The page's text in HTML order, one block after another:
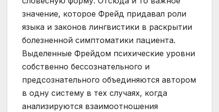
значение, которое Фрейд придавал роли
языка и законов лингвистики в раскрытии
болезненной симптоматики пациента.
Выделенные Фрейдом психические уровни
собственно бессознательного и
предсознательного объединяются автором
в одну систему в тех случаях, когда
анализируются взаимоотношения